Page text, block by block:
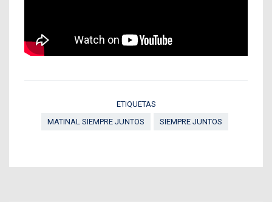
ETIQUETAS
MATINAL SIEMPRE JUNTOS
SIEMPRE JUNTOS